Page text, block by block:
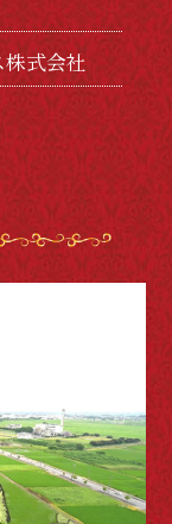
式会社